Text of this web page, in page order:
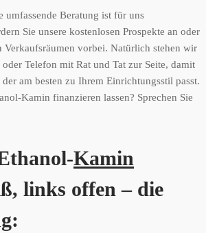
umfassende Beratung ist für uns
Sie unsere kostenlosen Prospekte an oder
Verkaufsräumen vorbei. Natürlich stehen wir
Telefon mit Rat und Tat zur Seite, damit
am besten zu Ihrem Einrichtungsstil passt.
Kamin finanzieren lassen? Sprechen Sie
Kamin
links offen – die